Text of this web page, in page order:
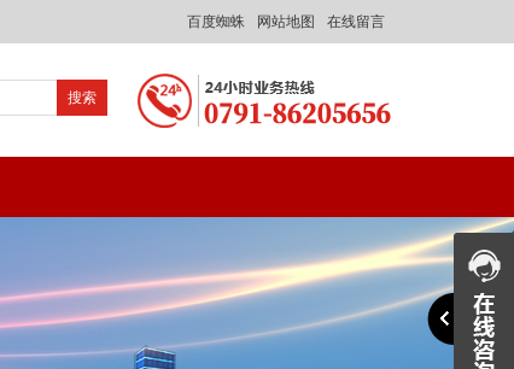
在线留言
网站地图
百度蜘蛛